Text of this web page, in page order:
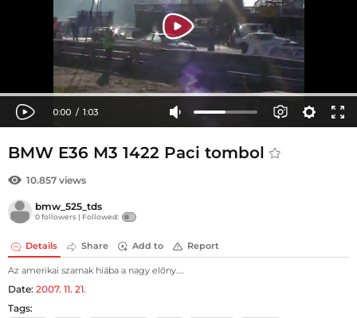
BMW E36 M3 1422 Paci tombol
10.857 views
bmw_525_tds
0 followers | Followed:
Details Share Add to Report
Az amerikai szarnak hiába a nagy előny.....
Date: 2007. 11. 21.
Tags: